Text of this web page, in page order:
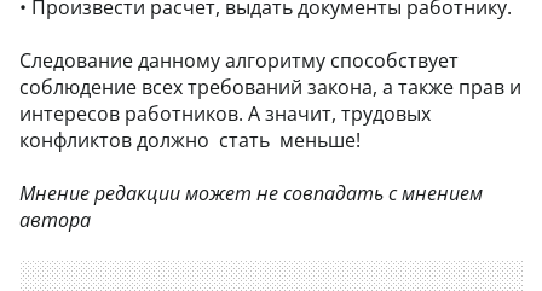
• Произвести расчет, выдать документы работнику.
Следование данному алгоритму способствует
соблюдение всех требований закона, а также прав и
интересов работников. А значит, трудовых
конфликтов должно стать меньше!
Мнение редакции может не совпадать с мнением
автора